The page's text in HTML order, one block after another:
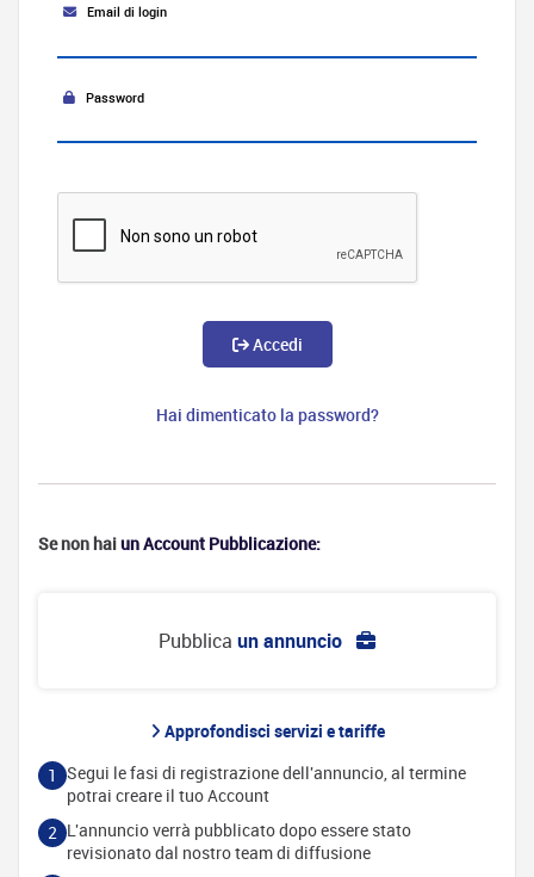
Email di login
Password
Accedi
Hai dimenticato la password?
Se non haiun Account Pubblicazione:
Pubblica un annuncio
Approfondisci servizi e tariffe
1 Segui le fasi di registrazione dell'annuncio, al termine
potrai creare il tuo Account
2 L'annuncio verrà pubblicato dopo essere stato
revisionato dal nostro team di diffusione